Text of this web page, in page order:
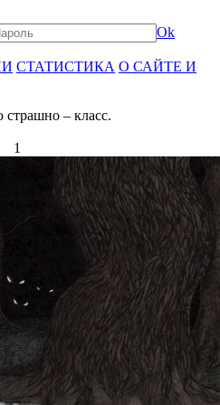
Ok
СТАТИСТИКА О САЙТЕ И
– класс.
1